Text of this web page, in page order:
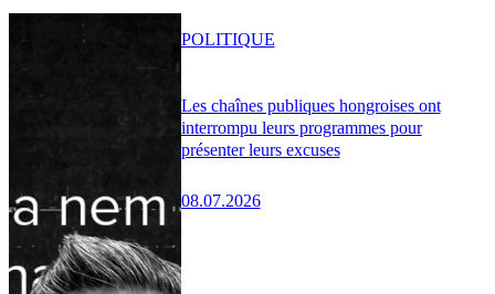
Les chaînes publiques hongroises ont
interrompu leurs programmes pour
présenter leurs excuses
08.07.2026
POLITIQUE